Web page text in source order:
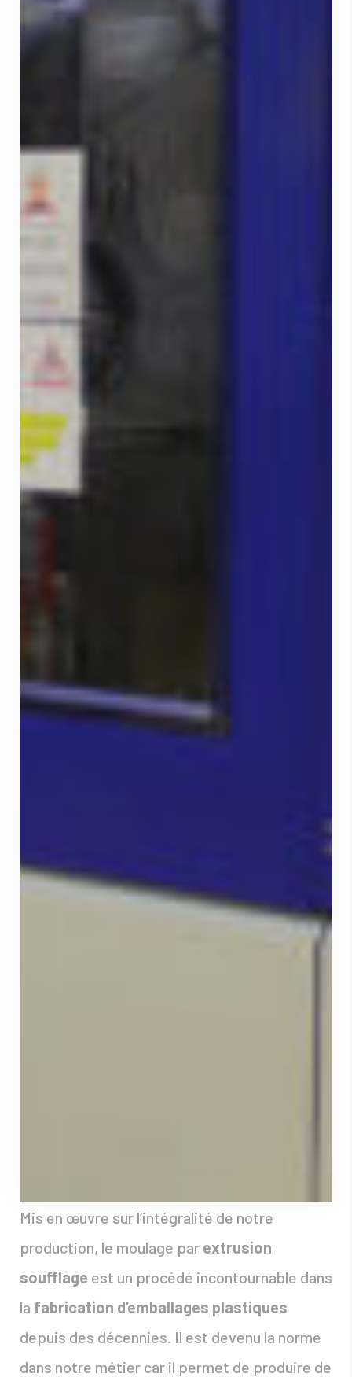
Mis en œuvre sur l’intégralité de notre
production, le moulage par extrusion
soufflage est un procédé incontournable dans
la fabrication d’emballages plastiques
depuis des décennies. Il est devenu la norme
dans notre métier car il permet de produire de